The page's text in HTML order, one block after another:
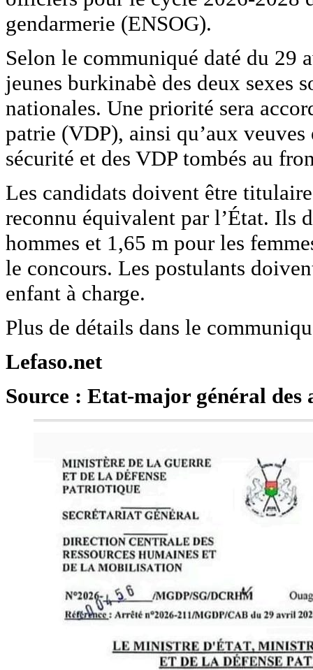
gendarmerie (ENSOG).
Selon le communiqué daté du 29
jeunes burkinabè des deux sexes
nationales. Une priorité sera
patrie (VDP), ainsi qu’aux
sécurité et des VDP tombés au
Les candidats doivent être
reconnu équivalent par l’État. Ils
hommes et 1,65 m pour les
le concours. Les postulants
enfant à charge.
Plus de détails dans le
Lefaso.net
Source : Etat-major général des